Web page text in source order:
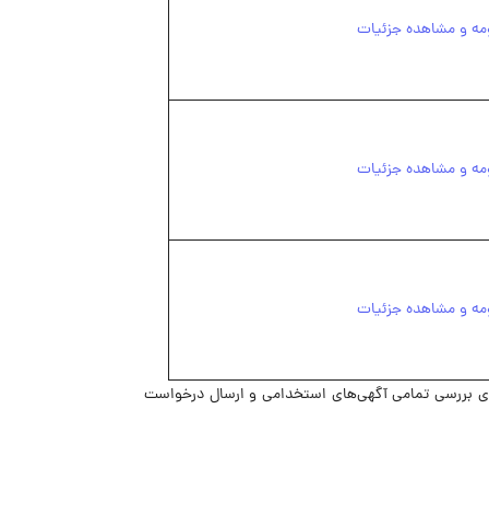
و مشاهده جزئیات
و مشاهده جزئیات
و مشاهده جزئیات
بررسی تمامی آگهی‌های استخدامی و ارسال درخواست